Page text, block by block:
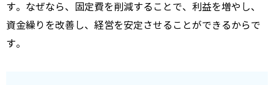
す。 なぜなら、 固定費を削減することで、 利益を増やし、
資金繰りを改善し、 経営を安定させることができるからで
す。